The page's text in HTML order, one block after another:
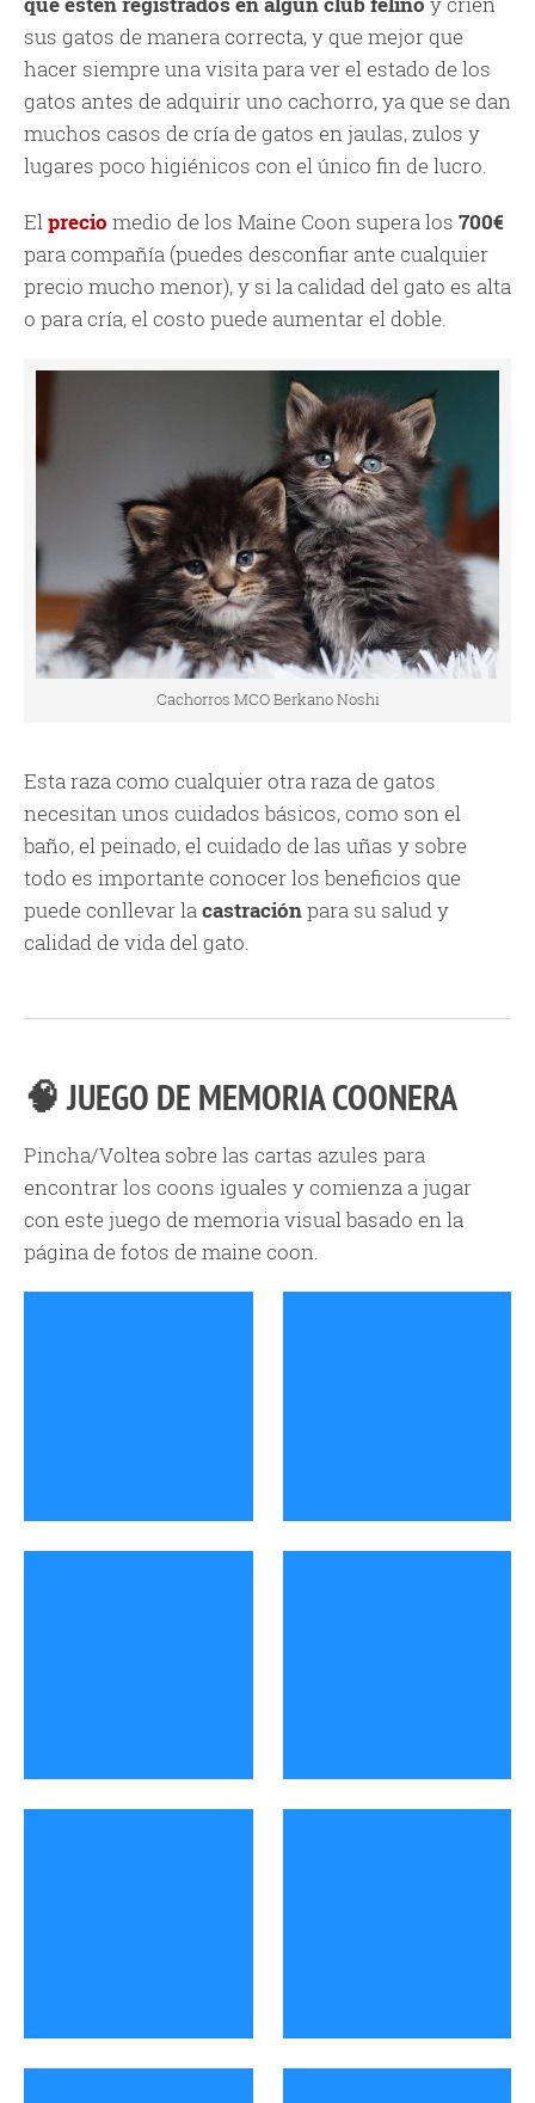
sus gatos de manera correcta, y que mejor que
hacer siempre una visita para ver el estado de los
gatos antes de adquirir uno cachorro, ya que se dan
muchos casos de cría de gatos en jaulas, zulos y
lugares poco higiénicos con el único fin de lucro.
Elprecio medio de los Maine Coon supera los 700€
para compañía (puedes desconfiar ante cualquier
precio mucho menor), y si la calidad del gato es alta
o para cría, el costo puede aumentar el doble.
Cachorros MCO Berkano Noshi
Esta raza como cualquier otra raza de gatos
necesitan unos cuidados básicos, como son el
baño, el peinado, el cuidado de las uñas y sobre
todo es importante conocer los beneficios que
puede conllevar lacastraciónpara su salud y
calidad de vida del gato.
🧠 JUEGO DE MEMORIA COONERA
Pincha/Voltea sobre las cartas azules para
encontrar los coons iguales y comienza a jugar
con este juego de memoria visual basado en la
página de fotos de maine coon.